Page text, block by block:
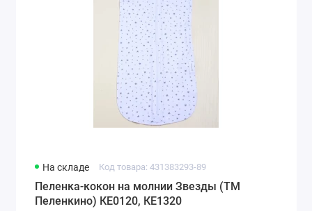
На складе Код товара: 431383293-89
Пеленка-кокон на молнии Звезды (ТМ
Пеленкино) КЕ0120, КЕ1320